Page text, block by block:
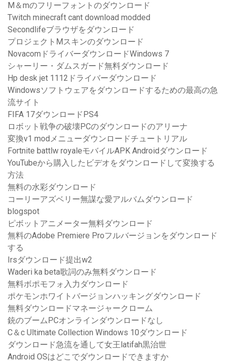
M＆mのフリーフォントのダウンロード
Twitch minecraft cant download modded
Secondlifeブラウザをダウンロード
プロジェクトMスキンのダウンロード
NovacomドライバーダウンロードWindows 7
シャーリー・ダムスガード無料ダウンロード
Hp desk jet 1112ドライバーダウンロード
Windowsソフトウェアをダウンロードするための最高の急
流サイト
FIFA 17ダウンロードPS4
ロボット戦争の破壊PCのダウンロードのアリーナ
変換v1 modメニューダウンロードチュートリアル
Fortnite battlw royaleモバイルAPK Androidダウンロード
YouTubeから購入したビデオをダウンロードして変換する
方法
無料の水彩ダウンロード
コーリーアズベリー無謀な愛アルバムダウンロード
blogspot
ピボットアニメーター無料ダウンロード
無料のAdobe Premiere Proフルバージョンをダウンロード
する
Irsダウンロード提出w2
Waderi ka beta歌詞のみ無料ダウンロード
無料ボポモフォ入力ダウンロード
ポケモンホワイトバージョンハッキングダウンロード
無料ダウンロードマネージャークローム
銃のブームPCオンラインダウンロードなし
C＆c Ultimate Collection Windows 10ダウンロード
ダウンロード急流を通して女王latifah黒治世
Android OSはどこでダウンロードできますか